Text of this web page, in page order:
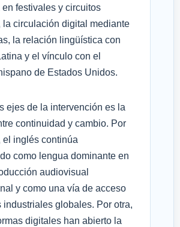
en festivales y circuitos
la circulación digital mediante
la relación lingüística con
y el vínculo con el
de Estados Unidos.
ejes de la intervención es la
continuidad y cambio. Por
el inglés continúa
como lengua dominante en
audiovisual
y como una vía de acceso
industriales globales. Por otra,
digitales han abierto la